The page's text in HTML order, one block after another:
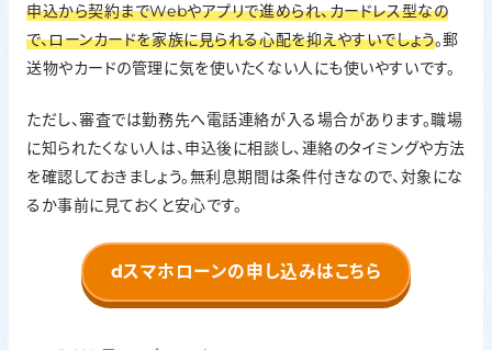
勤務先へ電話連絡が行われる場合あり
無利息期間
会員ランク特典として、契約日から30日間の利息無料キャン
申込から契約までWebやアプリで進められ、カードレス型なの
で、ローンカードを家族に見られる心配を抑えやすいでしょう。郵
送物やカードの管理に気を使いたくない人にも使いやすいです。
ただし、審査では勤務先へ電話連絡が入る場合があります。職場
に知られたくない人は、申込後に相談し、連絡のタイミングや方法
を確認しておきましょう。無利息期間は条件付きなので、対象にな
るか事前に見ておくと安心です。
dスマホローンの申し込みはこちら